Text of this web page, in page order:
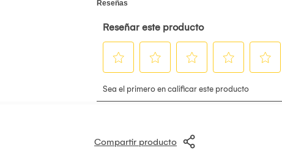
Compartir producto